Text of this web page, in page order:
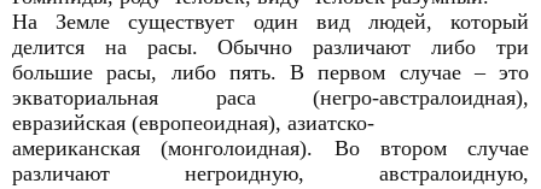
На Земле существует один вид людей, который
делится на расы. Обычно различают либо три
большие расы, либо пять. В первом случае – это
экваториальная раса (негро-австралоидная),
евразийская (европеоидная), азиатско-
американская (монголоидная). Во втором случае
различают негроидную, австралоидную,